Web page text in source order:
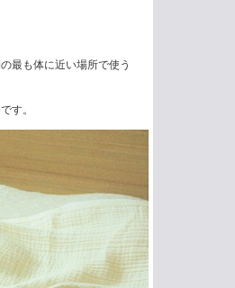
最も体に近い場所で使う
す。